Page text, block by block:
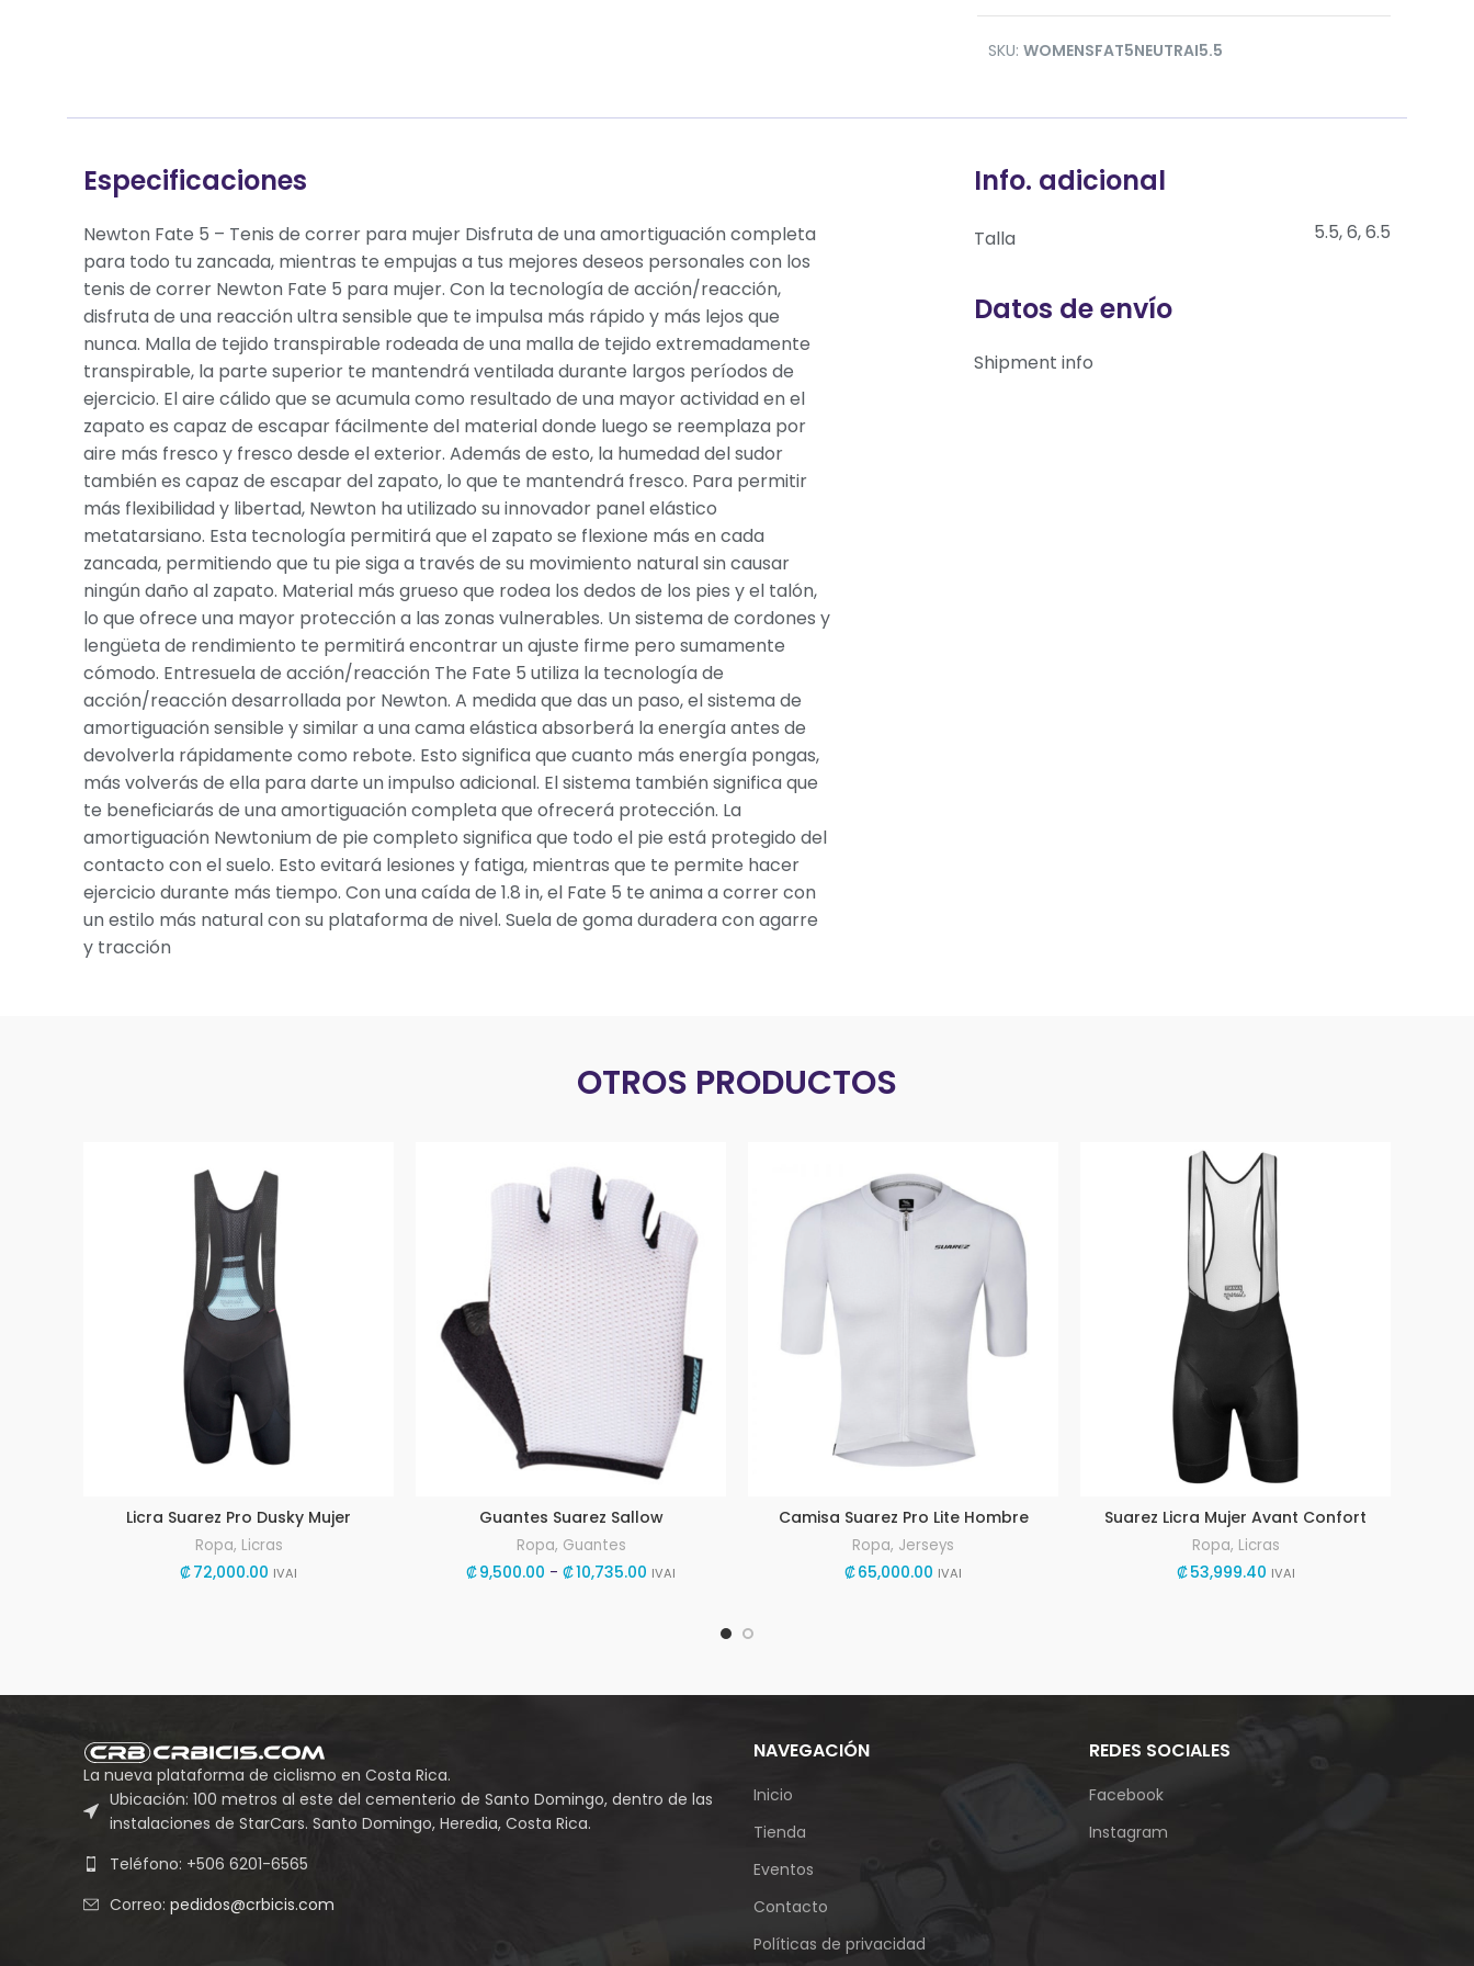
SKU: WOMENSFAT5NEUTRAI5.5
Especificaciones
Newton Fate 5 – Tenis de correr para mujer Disfruta de una amortiguación completa
para todo tu zancada, mientras te empujas a tus mejores deseos personales con los
tenis de correr Newton Fate 5 para mujer. Con la tecnología de acción/reacción,
disfruta de una reacción ultra sensible que te impulsa más rápido y más lejos que
nunca. Malla de tejido transpirable rodeada de una malla de tejido extremadamente
transpirable, la parte superior te mantendrá ventilada durante largos períodos de
ejercicio. El aire cálido que se acumula como resultado de una mayor actividad en el
zapato es capaz de escapar fácilmente del material donde luego se reemplaza por
aire más fresco y fresco desde el exterior. Además de esto, la humedad del sudor
también es capaz de escapar del zapato, lo que te mantendrá fresco. Para permitir
más flexibilidad y libertad, Newton ha utilizado su innovador panel elástico
metatarsiano. Esta tecnología permitirá que el zapato se flexione más en cada
zancada, permitiendo que tu pie siga a través de su movimiento natural sin causar
ningún daño al zapato. Material más grueso que rodea los dedos de los pies y el talón,
lo que ofrece una mayor protección a las zonas vulnerables. Un sistema de cordones y
lengüeta de rendimiento te permitirá encontrar un ajuste firme pero sumamente
cómodo. Entresuela de acción/reacción The Fate 5 utiliza la tecnología de
acción/reacción desarrollada por Newton. A medida que das un paso, el sistema de
amortiguación sensible y similar a una cama elástica absorberá la energía antes de
devolverla rápidamente como rebote. Esto significa que cuanto más energía pongas,
más volverás de ella para darte un impulso adicional. El sistema también significa que
te beneficiarás de una amortiguación completa que ofrecerá protección. La
amortiguación Newtonium de pie completo significa que todo el pie está protegido del
contacto con el suelo. Esto evitará lesiones y fatiga, mientras que te permite hacer
ejercicio durante más tiempo. Con una caída de 1.8 in, el Fate 5 te anima a correr con
un estilo más natural con su plataforma de nivel. Suela de goma duradera con agarre
y tracción
Info. adicional
Talla 5.5, 6, 6.5
Datos de envío
Shipment info
OTROS PRODUCTOS
Licra Suarez Pro Dusky Mujer
Ropa, Licras
₡72,000.00 IVAI
Guantes Suarez Sallow
Ropa, Guantes
₡9,500.00 - ₡10,735.00 Rango
₡10,735.00
IVAI
Camisa Suarez Pro Lite Hombre
Ropa, Jerseys
₡65,000.00 IVAI
Suarez Licra Mujer Avant Confort
Ropa, Licras
₡53,999.40 IVAI
La nueva plataforma de ciclismo en Costa Rica.
Ubicación: 100 metros al este del cementerio de Santo Domingo, dentro de las
instalaciones de StarCars. Santo Domingo, Heredia, Costa Rica.
Teléfono: +506 6201-6565
Correo: pedidos@crbicis.com
NAVEGACIÓN
Inicio
Tienda
Eventos
Contacto
Políticas de privacidad
REDES SOCIALES
Facebook
Instagram